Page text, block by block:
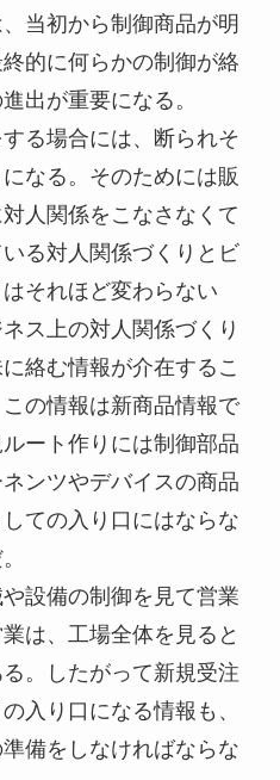
当初から制御商品が明
的に何らかの制御が絡
出が重要になる。
る場合には、断られそ
なる。そのためには販
人関係をこなさなくて
る対人関係づくりとビ
それほど変わらない
ス上の対人関係づくり
絡む情報が介在するこ
の情報は新商品情報で
ート作りには制御部品
ンツやデバイスの商品
ての入り口にはならな
設備の制御を見て営業
は、工場全体を見ると
。したがって新規受注
入り口になる情報も、
備をしなければならな